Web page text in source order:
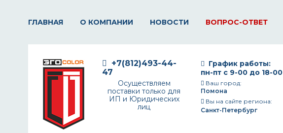
ГЛАВНАЯ О КОМПАНИИ НОВОСТИ ВОПРОС-ОТВЕТ
График работы:
пн-пт с 9-00 до 18-00
Ваш город:
Помона
Вы на сайте региона:
Санкт-Петербург
+7(812)493-44-
47
Осуществляем
поставки только для
ИП и Юридических
лиц